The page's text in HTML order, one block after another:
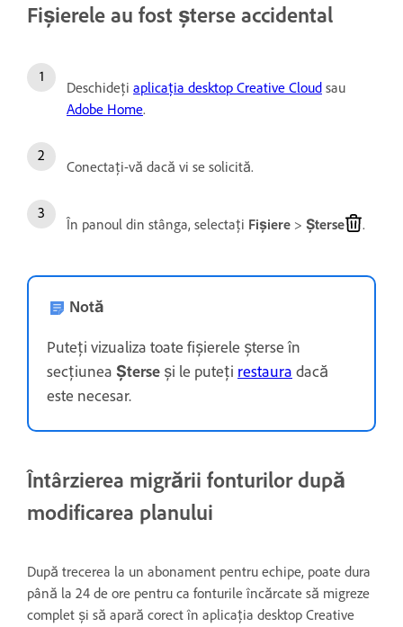
Fișierele au fost șterse accidental
Deschideți aplicația desktop Creative Cloud sau
Adobe Home.
Conectați-vă dacă vi se solicită.
În panoul din stânga, selectați Fișiere > Șterse .
Notă
Puteți vizualiza toate fișierele șterse în
secțiunea Șterse și le puteți restaura dacă
este necesar.
Întârzierea migrării fonturilor după
modificarea planului
După trecerea la un abonament pentru echipe, poate dura
până la 24 de ore pentru ca fonturile încărcate să migreze
complet și să apară corect în aplicația desktop Creative